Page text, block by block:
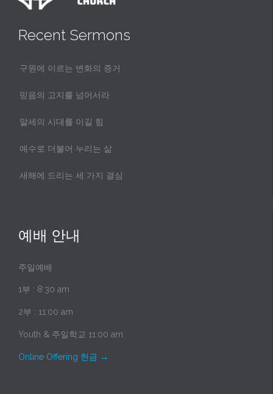
Recent Sermons
구원에 이르는 변화의 증거
믿음의 고지를 넘어서라
말세의 시대를 이길 힘
예수로 더불어 누리는 삶
새해에 드리는 세 가지 결심
예배 안내
주일예배
1부 : 8:30 am
2부 : 11:00 am
Youth & 주일학교 11:00 am
Online Offering 헌금 →